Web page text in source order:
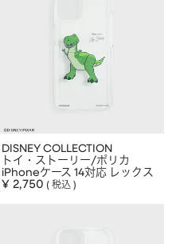
DISNEY COLLECTION
トイ・ストーリー/ポリカ
iPhoneケース 14対応 レックス
¥ 2,750 税込